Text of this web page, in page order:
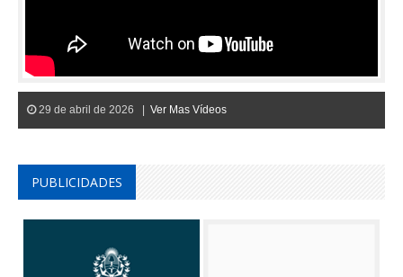
29 de abril de 2026 | Ver Mas Vídeos
PUBLICIDADES